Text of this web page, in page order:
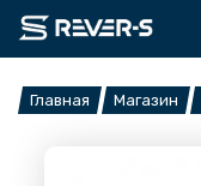
Перейти
Главная Магазин